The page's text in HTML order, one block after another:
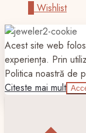
Wishlist
Acest site web
experiența. Prin
Politica noastră de
Citeste mai mult